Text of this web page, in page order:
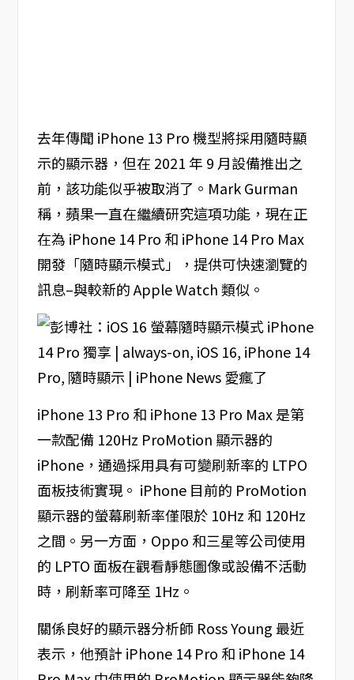
去年傳聞 iPhone 13 Pro 機型將採用隨時顯
示的顯示器，但在 2021 年 9 月設備推出之
前，該功能似乎被取消了。Mark Gurman
稱，蘋果一直在繼續研究這項功能，現在正
在為 iPhone 14 Pro 和 iPhone 14 Pro Max
開發「隨時顯示模式」，提供可快速瀏覽的
訊息–與較新的 Apple Watch 類似。
iPhone 13 Pro 和 iPhone 13 Pro Max 是第
一款配備 120Hz ProMotion 顯示器的
iPhone，通過採用具有可變刷新率的 LTPO
面板技術實現。 iPhone 目前的 ProMotion
顯示器的螢幕刷新率僅限於 10Hz 和 120Hz
之間。另一方面，Oppo 和三星等公司使用
的 LPTO 面板在觀看靜態圖像或設備不活動
時，刷新率可降至 1Hz。
關係良好的顯示器分析師 Ross Young 最近
表示，他預計 iPhone 14 Pro 和 iPhone 14